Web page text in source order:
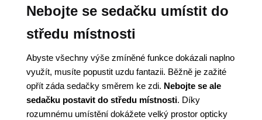
Nebojte se sedačku umístit do
středu místnosti
Abyste všechny výše zmíněné funkce dokázali naplno
využít, musíte popustit uzdu fantazii. Běžně je zažité
opřít záda sedačky směrem ke zdi. Nebojte se ale
sedačku postavit do středu místnosti. Díky
rozumnému umístění dokážete velký prostor opticky